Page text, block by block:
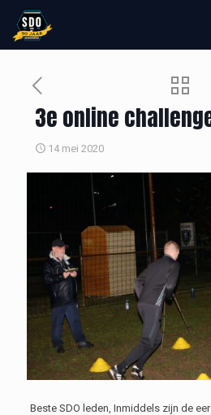
3e online
14 mei 2020
Beste SDO leden, Inmiddels zijn de